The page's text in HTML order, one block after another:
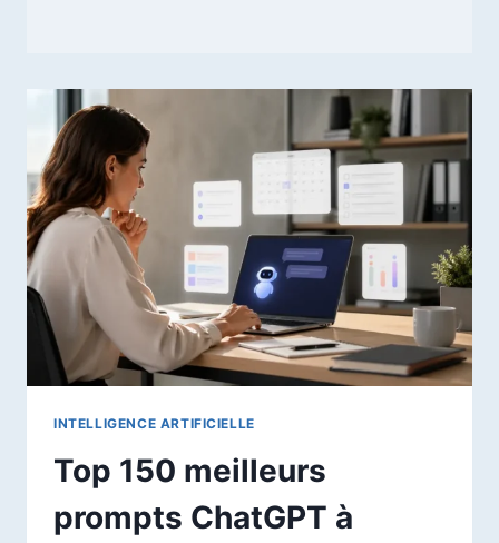
INTELLIGENCE ARTIFICIELLE
Top 150 meilleurs
prompts ChatGPT à